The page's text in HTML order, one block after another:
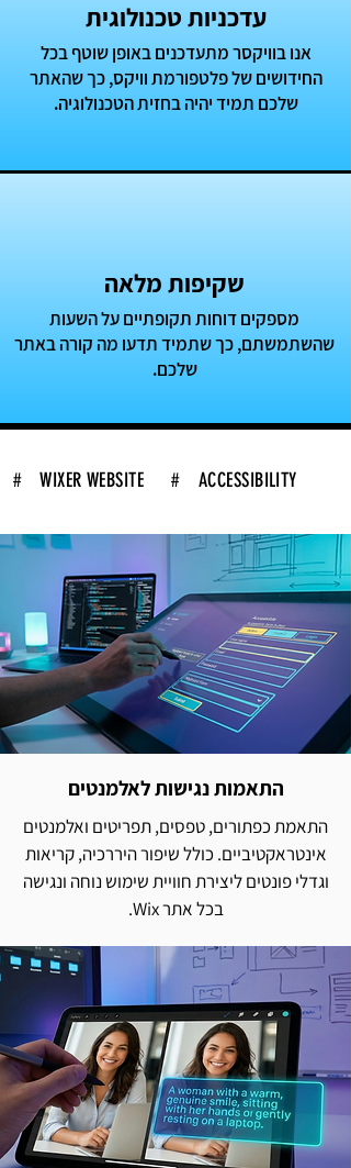
עדכניות טכנולוגית
אנו בוויקסר מתעדכנים באופן שוטף בכל
החידושים של פלטפורמת וויקס, כך שהאתר
שלכם תמיד יהיה בחזית הטכנולוגיה.
שקיפות מלאה
מספקים דוחות תקופתיים על השעות
שהשתמשתם, כך שתמיד תדעו מה קורה באתר
שלכם.
# WIXER WEBSITE # ACCESSIBILITY
התאמות נגישות לאלמנטים
התאמת כפתורים, טפסים, תפריטים ואלמנטים
אינטראקטיביים. כולל שיפור היררכיה, קריאות
וגדלי פונטים ליצירת חוויית שימוש נוחה ונגישה
בכל אתר Wix.